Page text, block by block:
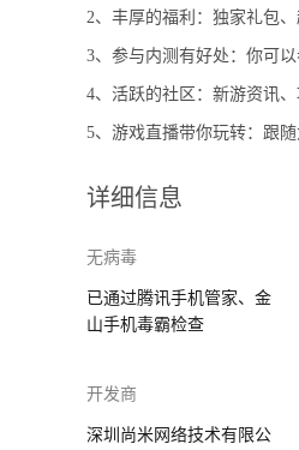
2、丰厚的福利：独家礼包
3、参与内测有好处：你可
4、活跃的社区：新游资讯
5、游戏直播带你玩转：跟
详细信息
无病毒
已通过腾讯手机管家、金
山手机毒霸检查
开发商
深圳尚米网络技术有限公